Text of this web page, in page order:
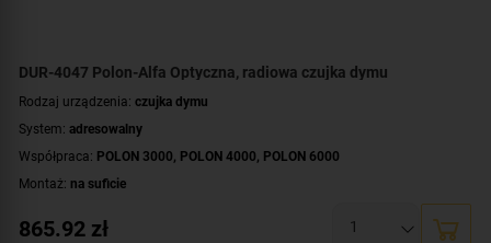
DUR-4047 Polon-Alfa Optyczna, radiowa czujka dymu
Rodzaj urządzenia: czujka dymu
System: adresowalny
Współpraca: POLON 3000 POLON 4000 POLON 6000
Montaż: na suficie
865.92 zł